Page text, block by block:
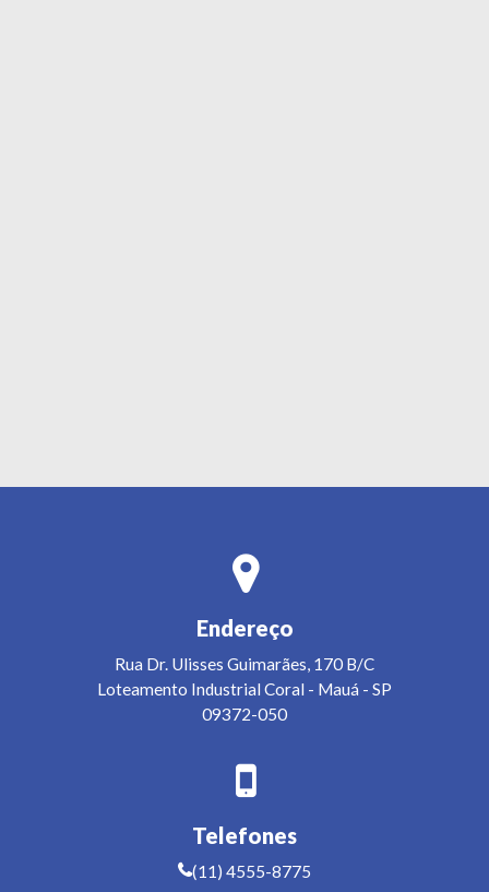
Endereço
Rua Dr. Ulisses Guimarães, 170 B/C
Loteamento Industrial Coral - Mauá - SP
09372-050
Telefones
(11) 4555-8775